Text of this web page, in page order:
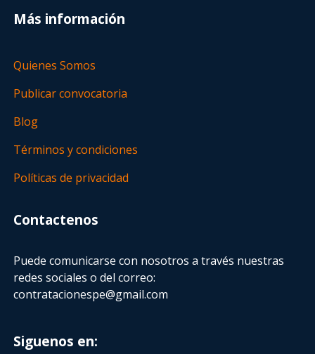
Más información
Quienes Somos
Publicar convocatoria
Blog
Términos y condiciones
Políticas de privacidad
Contactenos
Puede comunicarse con nosotros a través nuestras
redes sociales o del correo:
contratacionespe@gmail.com
Siguenos en: